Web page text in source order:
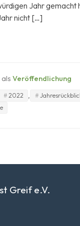
Jahr gemacht
nicht […]
Veröffendlichung
2022 ,
Greif e.V.